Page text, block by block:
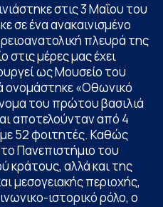
στις 3 Μαΐου του
σε ένα ανακαινισμένο
πλευρά της
μέρες μας έχει
ως Μουσείο του
ονομάστηκε «Οθωνικό
του πρώτου βασιλιά
αποτελούνταν από 4
52 φοιτητές. Καθώς
Πανεπιστήμιο του
κράτους, αλλά και της
μεσογειακής περιοχής,
ιστορικό ρόλο, ο